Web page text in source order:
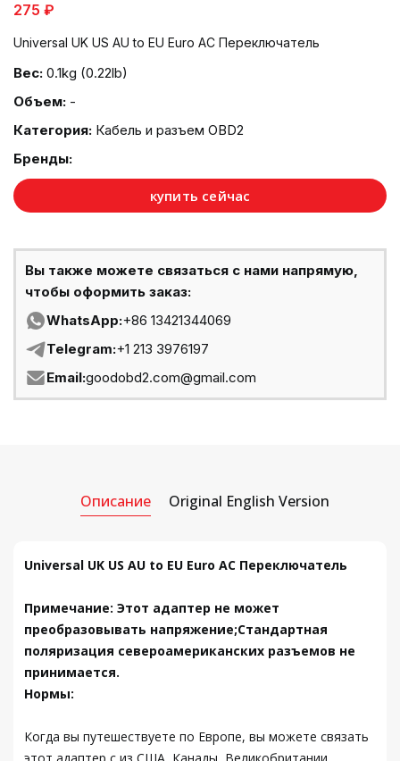
275 ₽
Universal UK US AU to EU Euro AC Переключатель
Вес: 0.1kg (0.22lb)
Объем: -
Категория: Кабель и разъем OBD2
Бренды:
купить сейчас
Вы также можете связаться с нами напрямую,
чтобы оформить заказ:
WhatsApp:+86 13421344069
Telegram:+1 213 3976197
Email:goodobd2.com@gmail.com
Описание Original English Version
Universal UK US AU to EU Euro AC Переключатель
Примечание: Этот адаптер не может
преобразовывать напряжение;Стандартная
поляризация североамериканских разъемов не
принимается.
Нормы:
Когда вы путешествуете по Европе, вы можете связать